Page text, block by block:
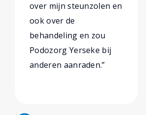
over mijn steunzolen en
ook over de
behandeling en zou
Podozorg Yerseke bij
anderen aanraden.”